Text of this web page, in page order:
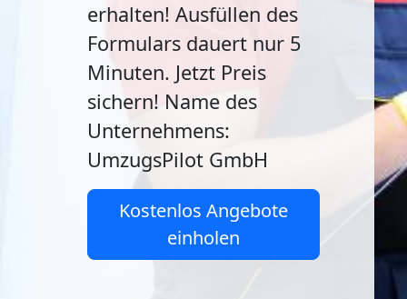
erhalten! Ausfüllen des
Formulars dauert nur 5
Minuten. Jetzt Preis
sichern! Name des
Unternehmens:
UmzugsPilot GmbH
Kostenlos Angebote
einholen